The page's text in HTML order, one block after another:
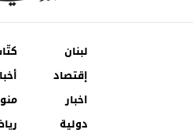
لبنان
إقتصاد
اخبار
دولية